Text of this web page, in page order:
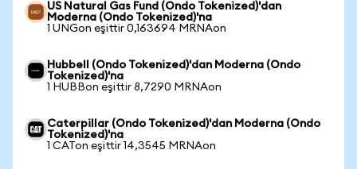
US Natural Gas Fund (Ondo Tokenized)'dan
Moderna (Ondo Tokenized)'na
1 UNGon eşittir 0,163694 MRNAon
Hubbell (Ondo Tokenized)'dan Moderna (Ondo
Tokenized)'na
1 HUBBon eşittir 8,7290 MRNAon
Caterpillar (Ondo Tokenized)'dan Moderna (Ondo
Tokenized)'na
1 CATon eşittir 14,3545 MRNAon